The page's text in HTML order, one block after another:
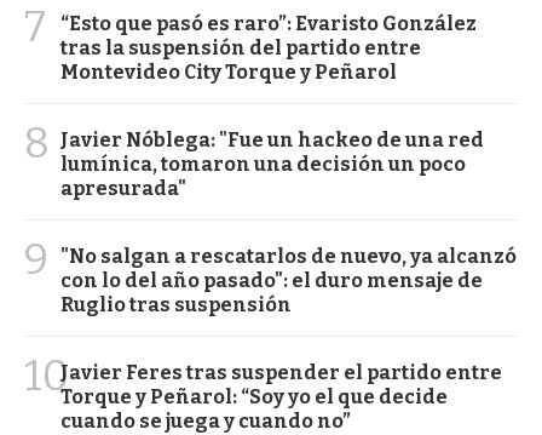
7
“Esto que pasó es raro”: Evaristo González
tras la suspensión del partido entre
Montevideo City Torque y Peñarol
8
Javier Nóblega: "Fue un hackeo de una red
lumínica, tomaron una decisión un poco
apresurada"
9
"No salgan a rescatarlos de nuevo, ya alcanzó
con lo del año pasado": el duro mensaje de
Ruglio tras suspensión
10Javier Feres tras suspender el partido entre
Torque y Peñarol: “Soy yo el que decide
cuando se juega y cuando no”